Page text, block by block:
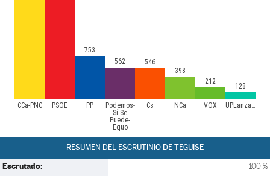
CCa-PNC PSOE PP
Podemos-
Sí Se
Puede-
Equo
Cs NCa VOX UPLanzarote
753
562
546
398
212
128
RESUMEN DEL ESCRUTINIO DE TEGUISE
Escrutado: 100 %